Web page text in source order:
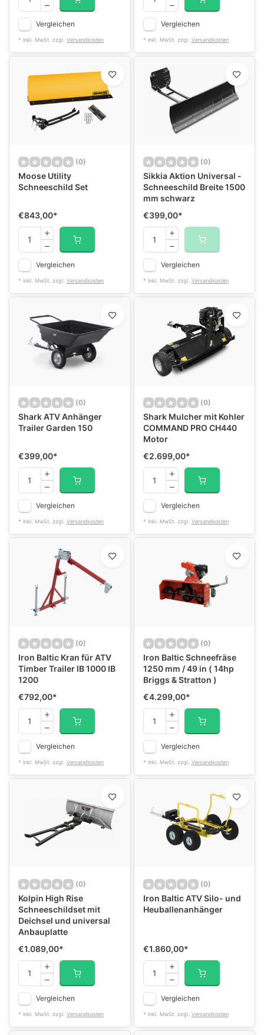
Vergleichen
* Inkl. MwSt. zzgl. Versandkosten
Vergleichen
* Inkl. MwSt. zzgl. Versandkosten
(0)
Moose Utility
Schneeschild Set
€843,00*
Vergleichen
* Inkl. MwSt. zzgl. Versandkosten
(0)
Sikkia Aktion Universal -
Schneeschild Breite 1500
mm schwarz
€399,00*
Vergleichen
* Inkl. MwSt. zzgl. Versandkosten
(0)
Shark ATV Anhänger
Trailer Garden 150
€399,00*
Vergleichen
* Inkl. MwSt. zzgl. Versandkosten
(0)
Shark Mulcher mit Kohler
COMMAND PRO CH440
Motor
€2.699,00*
Vergleichen
* Inkl. MwSt. zzgl. Versandkosten
(0)
Iron Baltic Kran für ATV
Timber Trailer IB 1000 IB
1200
€792,00*
Vergleichen
* Inkl. MwSt. zzgl. Versandkosten
(0)
Iron Baltic Schneefräse
1250 mm / 49 in ( 14hp
Briggs & Stratton )
€4.299,00*
Vergleichen
* Inkl. MwSt. zzgl. Versandkosten
(0)
Kolpin High Rise
Schneeschildset mit
Deichsel und universal
Anbauplatte
€1.089,00*
Vergleichen
* Inkl. MwSt. zzgl. Versandkosten
(0)
Iron Baltic ATV Silo- und
Heuballenanhänger
€1.860,00*
Vergleichen
* Inkl. MwSt. zzgl. Versandkosten